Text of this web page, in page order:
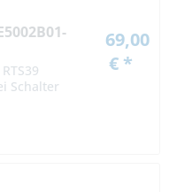
Schalter
69,00
€ *